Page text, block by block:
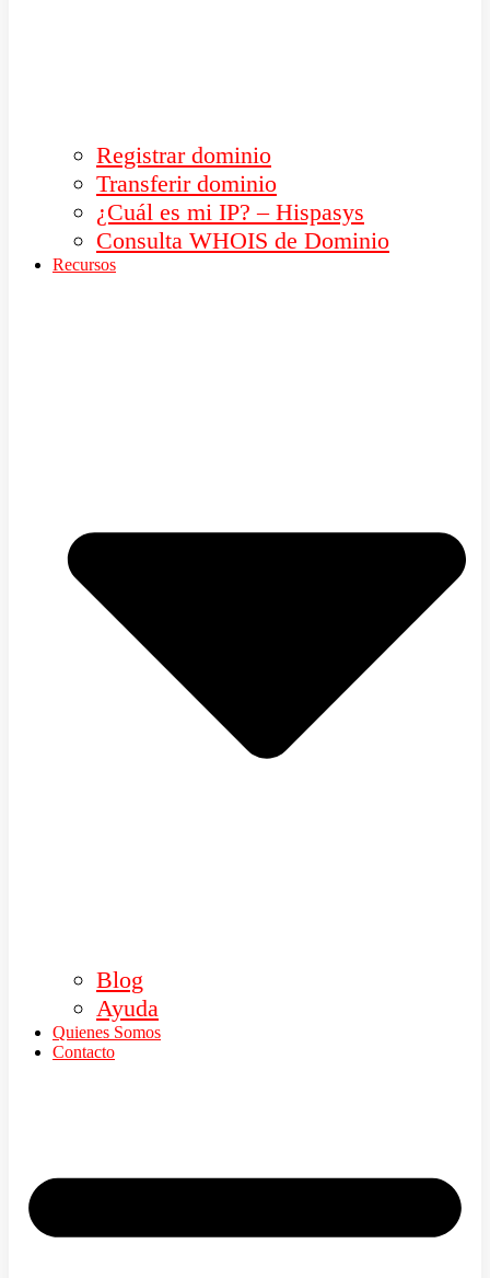
Registrar dominio
Transferir dominio
¿Cuál es mi IP? – Hispasys
Consulta WHOIS de Dominio
Recursos
Blog
Ayuda
Quienes Somos
Contacto